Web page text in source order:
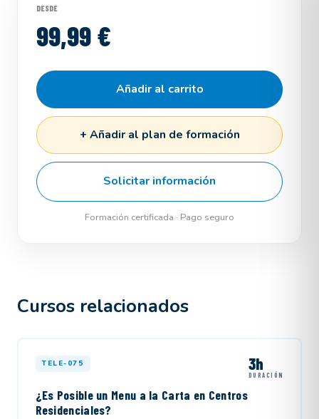
DESDE
99,99 €
Añadir al carrito
+ Añadir al plan de formación
Solicitar información
Formación certificada · Pago seguro
Cursos relacionados
TELE-075 3h
DURACIÓN
¿Es Posible un Menu a la Carta en Centros
Residenciales?